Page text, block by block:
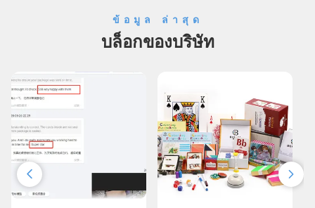
ขอบจากส่วนที่เหลือ.ชิ้นขอบมักมีขอบตรงและจะช่วยให้คุณกํา
หนดขอบของปริศนา. ต่อไป, กลุ่มชิ้นที่เหลือตามสีและรูปแบบ.นี้
จะทําให้มันง่ายกว่าที่จะหาและเชื่อมต่อพวกเขาในภายหลัง.
ที่คุณจัดเรียงก่อนหน้านี้ ขั้น ตอน ที่ 5: สร้าง ใน ส่วน เล็ก ๆ
แทน ที่ จะ ดู ปริศนา ทั้ง สิ้น ให้ เตรียม ตัว เตรียม ตัว เตรียม ตัว
เตรียม ตัว เตรียม ตัว เตรียม ตัว เตรียม ตัวชนิดละชิ้น, ส่วนเล็ก
ๆ ที่แก้ไขได้จะเติบโตเป็นชิ้นใหญ่กว่า ขั้น ตอน ที่ 6: ใจเย็น
และ พยายาม ต่อ ไป การแก้ปริศนาต้องมีความอดทนมาก ดัง
นั้นจงผ่อนคลายและใช้มันช้า ๆ หากคุณพยายามเชื่อมชิ้นส่วน
หนึ่ง แต่รู้สึกไม่เหมาะสม อย่ากังวลค่อยๆลองการผสมผสานที่
แตกต่างกัน จนกระทั่งคู่ที่เหมาะสมเมื่อทําปริศนาด้วยกัน การ
ตั้งใจค้นหาคําตอบ จะนําคุณไปสู่ความสําเร็จ
ข้อมูล ล่าสุด
บล็อกของบริษัท